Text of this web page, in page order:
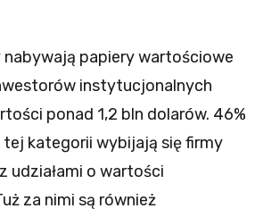
papiery wartościowe
instytucjonalnych
ponad 1,2 bln dolarów. 46%
kategorii wybijają się firmy
udziałami o wartości
za nimi są również